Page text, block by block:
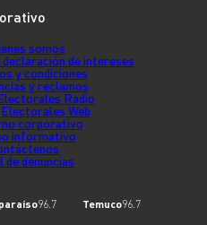
somos
de intereses
y condiciones
y reclamos
Radio
Web
corporativo
informativo
de denuncias
96.7 Temuco96.7